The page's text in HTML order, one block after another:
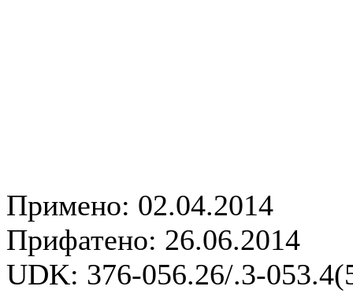
Примено: 02.04.2014
Прифатено: 26.06.2014
UDK: 376-056.26/.3-